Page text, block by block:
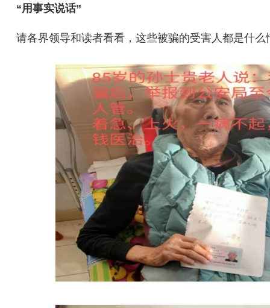
“用事实说话”
请各界领导和读者看看，这些被骗的受害人都是什么